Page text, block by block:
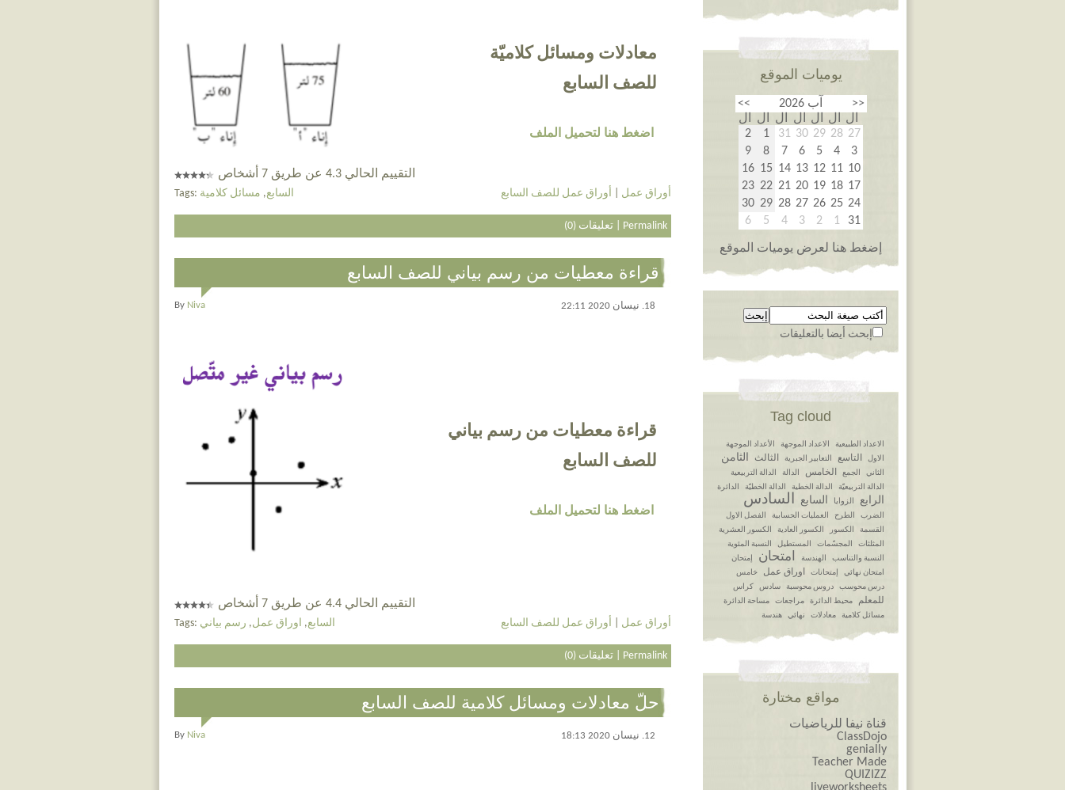
معادلات ومسائل كلاميّة
للصف السابع
اضغط هنا لتحميل الملف
التقييم الحالي 4.3 عن طريق 7 أشخاص
Tags: السابع, مسائل كلامية أوراق عمل أوراق عمل للصف السابع
Permalink
|تعليقات (0)
قراءة معطيات من رسم بياني للصف السابع
By Niva 18. نيسان 2020 22:11
قراءة معطيات من رسم بياني
للصف السابع
اضغط هنا لتحميل الملف
التقييم الحالي 4.4 عن طريق 7 أشخاص
Tags: السابع, اوراق عمل, رسم بياني أوراق عمل أوراق عمل للصف السابع
Permalink
|تعليقات (0)
حلّ معادلات ومسائل كلامية للصف السابع
By Niva 12. نيسان 2020 18:13
يوميات الموقع
<< آب 2026
>>
ال
ال ال ال ال ال
ال
27
28
29
30
31
1
2
3
4
5
6
7
8
9
10
11
12
13
14
15
16
17
18
19
20
21
22
23
24
25
26
27
28
29
30
31
1
2
3
4
5
6
إضغط هنا لعرض يوميات الموقع
إبحث أيضا بالتعليقات
Tag cloud
الاعداد الطبيعية الاعداد الموجهة
الأعداد الموجهة
الاول
التاسع التعابير الجبرية الثالث الثامن
الثاني الجمع الخامس الدالة
الدالة التربيعية
الدالة التربيعيّة
الدالة الخطية الدالة الخطيّة الدائرة
الرابع الزوايا السابع السادس
الضرب الطرح العمليات الحسابية
الفصل الاول
القسمة
الكسور الكسور العادية
الكسور العشرية
المثلثات
المجسّمات المستطيل
النسبة المئوية
النسبة والتناسب
الهندسة امتحان
إمتحان
امتحان نهائي
إمتحانات اوراق عمل
خامس
درس محوسب
دروس محوسبة سادس كراس
للمعلم محيط الدائرة مراجعات
مساحة الدائرة
مسائل كلامية
معادلات نهائي هندسة
مواقع مختارة
قناة نيفا للرياضيات
ClassDojo
genially
Teacher Made
QUIZIZZ